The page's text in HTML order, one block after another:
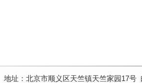
地址：北京市顺义区天竺镇天竺家园17